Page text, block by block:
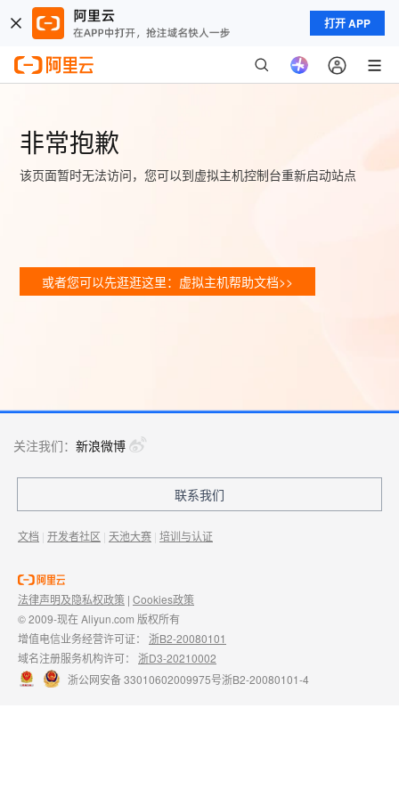
打开 APP
非常抱歉
该页面暂时无法访问，您可以到虚拟主机控制台重新启动站点
或者您可以先逛逛这里：虚拟主机帮助文档>>